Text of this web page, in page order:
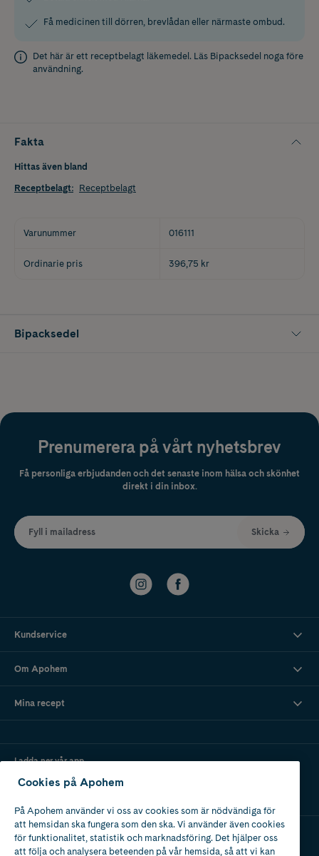
Få medicinen till dörren, brevlådan eller närmaste ombud.
Det här är ett receptbelagt läkemedel. Läs Bipacksedel noga före
användning.
Fakta
Hittas även bland
Receptbelagt: Receptbelagt
Varunummer 016111
Ordinarie pris 396,75 kr
Bipacksedel
Prenumerera på vårt nyhetsbrev
Få personliga erbjudanden och det senaste inom hälsa och skönhet
direkt i din inbox.
Fyll i mailadress Skicka
Kundservice
Om Apohem
Mina recept
Ladda ner vår app
Apotek med tillstånd
Cookies på Apohem
På Apohem använder vi oss av cookies som är nödvändiga för
att hemsidan ska fungera som den ska. Vi använder även cookies
för funktionalitet, statistik och marknadsföring. Det hjälper oss
att följa och analysera beteenden på vår hemsida, så att vi kan